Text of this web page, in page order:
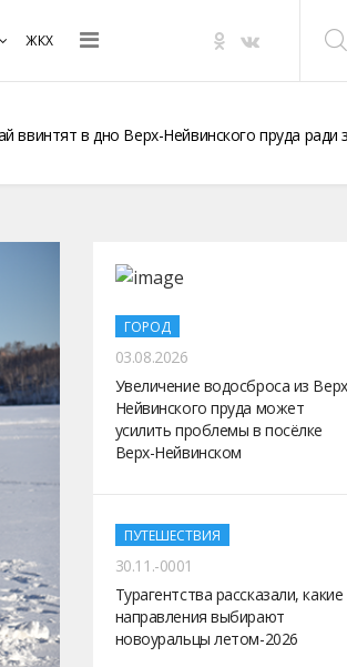
ЖКХ
ввинтят в дно Верх-Нейвинского пруда ради
ГОРОД
03.08.2026
Увеличение водосброса из
Нейвинского пруда может
усилить проблемы в посёлке
Верх-Нейвинском
ПУТЕШЕСТВИЯ
30.11.-0001
Турагентства рассказали, какие
направления выбирают
новоуральцы летом-2026